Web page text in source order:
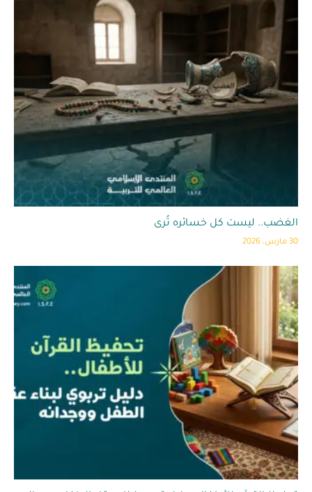
الغضب.. ليست كل خسائره تُرى
30 مارس، 2026